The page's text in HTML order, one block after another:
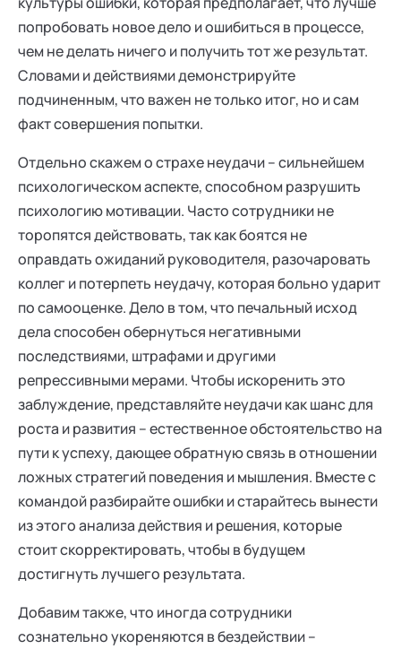
попробовать новое дело и ошибиться в процессе,
чем не делать ничего и получить тот же результат.
Словами и действиями демонстрируйте
подчиненным, что важен не только итог, но и сам
факт совершения попытки.
Отдельно скажем о страхе неудачи – сильнейшем
психологическом аспекте, способном разрушить
психологию мотивации. Часто сотрудники не
торопятся действовать, так как боятся не
оправдать ожиданий руководителя, разочаровать
коллег и потерпеть неудачу, которая больно ударит
по самооценке. Дело в том, что печальный исход
дела способен обернуться негативными
последствиями, штрафами и другими
репрессивными мерами. Чтобы искоренить это
заблуждение, представляйте неудачи как шанс для
роста и развития – естественное обстоятельство на
пути к успеху, дающее обратную связь в отношении
ложных стратегий поведения и мышления. Вместе с
командой разбирайте ошибки и старайтесь вынести
из этого анализа действия и решения, которые
стоит скорректировать, чтобы в будущем
достигнуть лучшего результата.
Добавим также, что иногда сотрудники
сознательно укореняются в бездействии –